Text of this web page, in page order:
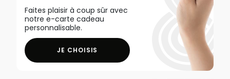
Faites plaisir à coup sûr avec
notre e-carte cadeau
personnalisable.
JE CHOISIS